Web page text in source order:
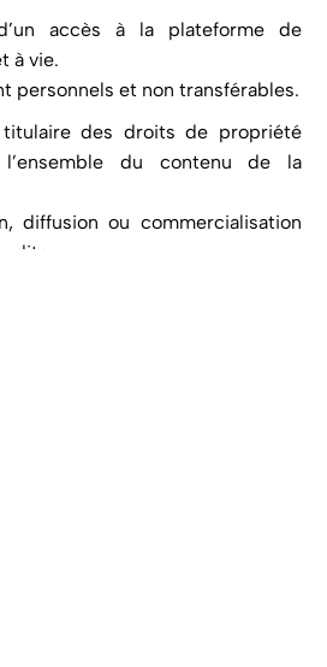
accès à la plateforme de
à vie.
personnels et non transférables.
des droits de propriété
du contenu de la
diffusion ou commercialisation